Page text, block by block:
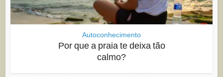
Autoconhecimento
Por que a praia te deixa tão
calmo?